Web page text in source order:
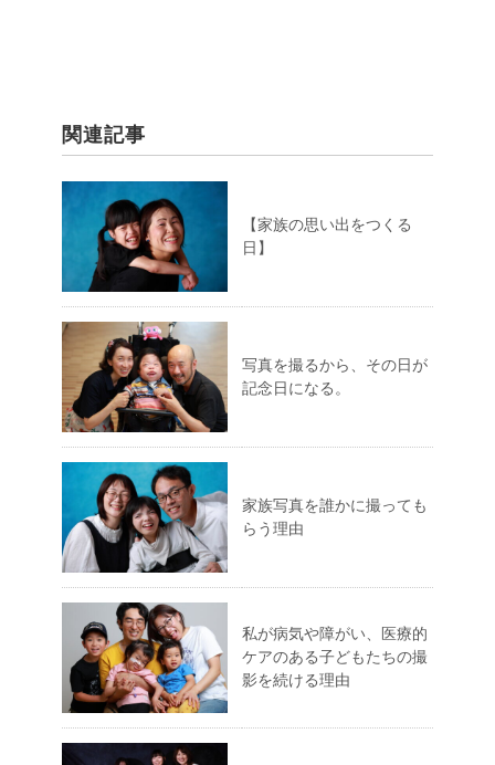
関連記事
【家族の思い出をつくる
日】
写真を撮るから、その日が
記念日になる。
家族写真を誰かに撮っても
らう理由
私が病気や障がい、医療的
ケアのある子どもたちの撮
影を続ける理由